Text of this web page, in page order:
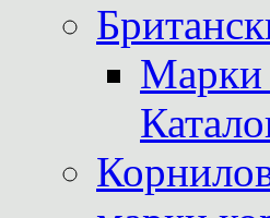
Марки